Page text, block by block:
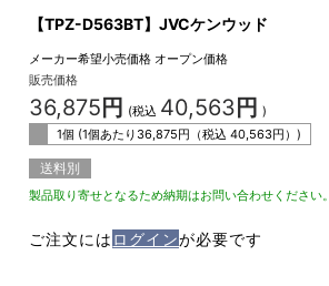
【TPZ-D563BT】JVCケンウッド
メーカー希望小売価格 オープン価格
販売価格
36,875 円 (税込 40,563 円 )
1個 (1個あたり 36,875円（税込40,563円）)
送料別
製品取り寄せとなるため納期はお問い合わせください。
ご注文には ログインが必要です